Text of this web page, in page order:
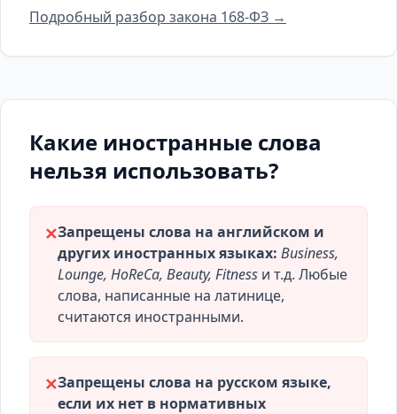
Подробный разбор закона 168-ФЗ →
Какие иностранные слова
нельзя использовать?
✕Запрещены слова на английском и
других иностранных языках: Business,
Lounge, HoReCa, Beauty, Fitness и т.д. Любые
слова, написанные на латинице,
считаются иностранными.
✕Запрещены слова на русском языке,
если их нет в нормативных